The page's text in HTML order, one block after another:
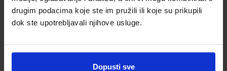
drugim podacima koje ste im pružili ili koje su prikupili
dok ste upotrebljavali njihove usluge.
Dopusti sve
sa zadatcima za vježbanje iz
matematike za sedmi razred osnovne
Gordana Paić Željko Bošnjak Boris